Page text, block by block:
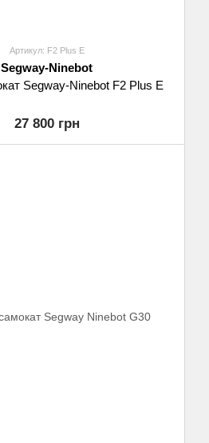
Артикул: F2 Plus E
Segway-Ninebot
Електросамокат Segway-Ninebot F2 Plus E
27 800 грн